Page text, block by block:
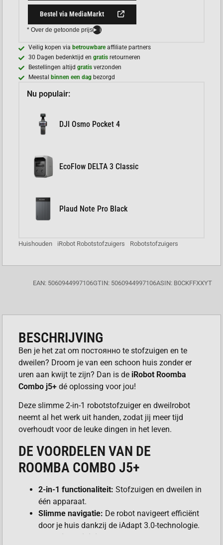
Bestel via MediaMarkt
* Over de getoonde prijs i
Veilig kopen via betrouwbareaffiliate partners
30 Dagen bedenktijd engratis retourneren
Bestellingen altijdgratisverzonden
Meestal
binnen een dag bezorgd
Nu populair:
DJI Osmo Pocket 4
EcoFlow DELTA 3 Classic
Plaud Note Pro Black
Huishouden iRobot Robotstofzuigers Robotstofzuigers
EAN: 5060944997106GTIN: 5060944997106ASIN: B0CKFFXXYT
BESCHRIJVING
Ben je het zat om постоянно te stofzuigen en te
dweilen? Droom je van een schoon huis zonder er
uren aan kwijt te zijn? Dan is de iRobot Roomba
Combo j5+ dé oplossing voor jou!
Deze slimme 2-in-1 robotstofzuiger en dweilrobot
neemt al het werk uit handen, zodat jij meer tijd
overhoudt voor de leuke dingen in het leven.
DE VOORDELEN VAN DE
ROOMBA COMBO J5+
2-in-1 functionaliteit: Stofzuigen en dweilen in
één apparaat.
Slimme navigatie: De robot navigeert efficiënt
door je huis dankzij de iAdapt 3.0-technologie.
Krachtige reiniging: